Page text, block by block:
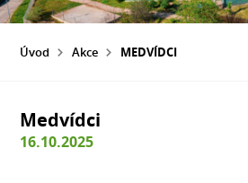
Úvod Akce MEDVÍDCI
Medvídci
16.10.2025